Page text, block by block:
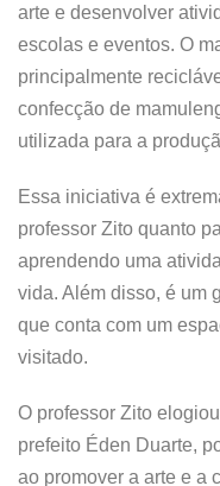
arte e desenvolver
escolas e eventos. O
principalmente
confecção de
utilizada para a
Essa iniciativa é
professor Zito quanto
aprendendo uma
vida. Além disso, é um
que conta com um
visitado.
O professor Zito
prefeito Éden Duarte,
ao promover a arte e a